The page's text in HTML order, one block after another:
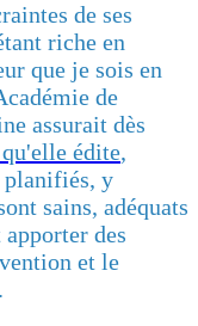
de ses
riche en
que je sois en
de
assurait dès
édite,
planifiés, y
sains, adéquats
des
et le